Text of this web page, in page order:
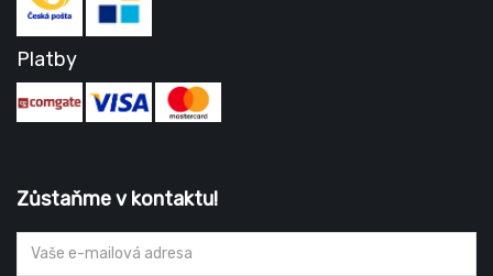
Platby
Zůstaňme v kontaktu!